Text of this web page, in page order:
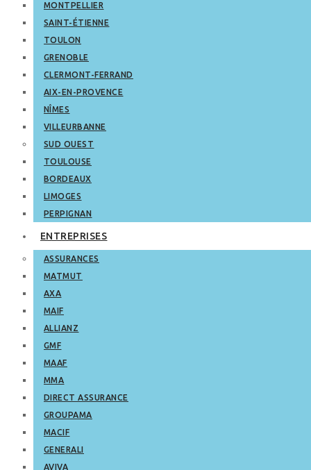
MONTPELLIER
SAINT-ÉTIENNE
TOULON
GRENOBLE
CLERMONT-FERRAND
AIX-EN-PROVENCE
NÎMES
VILLEURBANNE
SUD OUEST
TOULOUSE
BORDEAUX
LIMOGES
PERPIGNAN
ENTREPRISES
ASSURANCES
MATMUT
AXA
MAIF
ALLIANZ
GMF
MAAF
MMA
DIRECT ASSURANCE
GROUPAMA
MACIF
GENERALI
AVIVA